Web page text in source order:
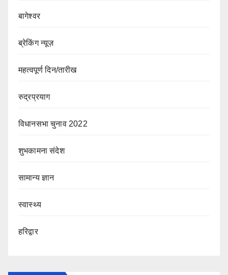
बागेश्वर
ब्रेकिंग न्यूज़
महत्वपूर्ण दिन/तारीख
रुद्रप्रयाग
विधानसभा चुनाव 2022
शुभकामना संदेश
सामान्य ज्ञान
स्वास्थ्य
हरिद्वार